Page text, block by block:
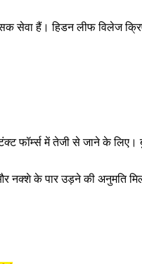
सेवा हैं। हिडन लीफ विलेज
फॉर्म्स में तेजी से जाने के
नक्शे के पार उड़ने की अनुमति